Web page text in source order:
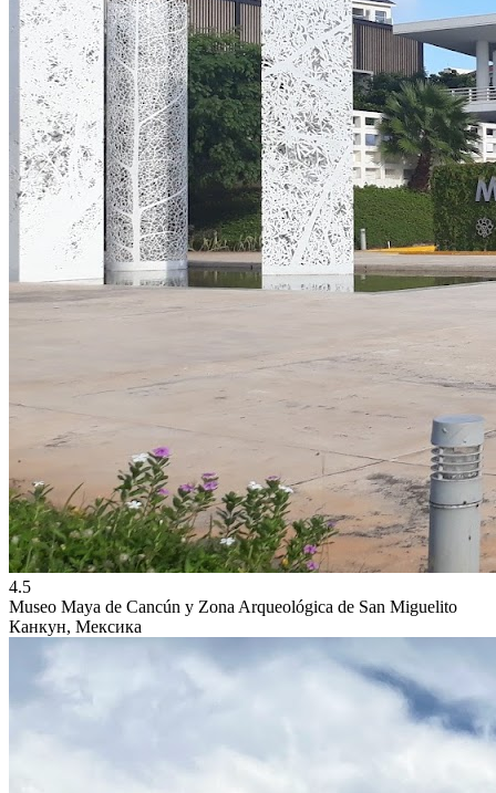
4.5
Museo Maya de Cancún y Zona Arqueológica de San Miguelito
Канкун, Мексика